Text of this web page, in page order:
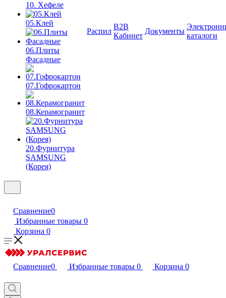
10. Хефеле
05.Клей
06.Плиты
Фасадные
07.Гофрокартон
08.Керамогранит
20.Фурнитура
SAMSUNG
(Корея)
Распил
B2B
Кабинет
Документы
каталоги
Сравнение0
Избранные товары 0
Корзина 0
Сравнение0 Избранные товары 0 Корзина 0